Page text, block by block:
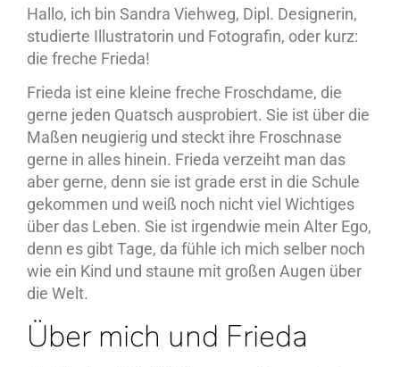
Hallo, ich bin Sandra Viehweg, Dipl. Designerin,
studierte Illustratorin und Fotografin, oder kurz:
die freche Frieda!
Frieda ist eine kleine freche Froschdame, die
gerne jeden Quatsch ausprobiert. Sie ist über die
Maßen neugierig und steckt ihre Froschnase
gerne in alles hinein. Frieda verzeiht man das
aber gerne, denn sie ist grade erst in die Schule
gekommen und weiß noch nicht viel Wichtiges
über das Leben. Sie ist irgendwie mein Alter Ego,
denn es gibt Tage, da fühle ich mich selber noch
wie ein Kind und staune mit großen Augen über
die Welt.
Über mich und Frieda